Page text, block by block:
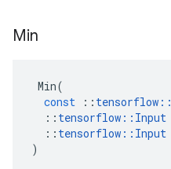
Min
Min(
const
:: tensorflow ::
:: tensorflow :: Input
:: tensorflow :: Input
)